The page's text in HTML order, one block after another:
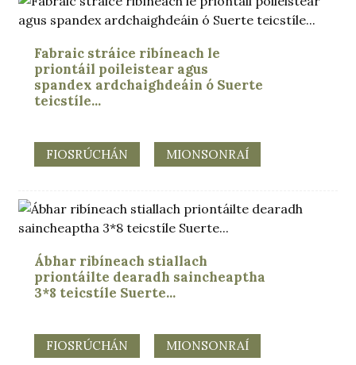
Fabraic stráice ribíneach le
priontáil poileistear agus
spandex ardchaighdeáin ó Suerte
teicstíle...
FIOSRÚCHÁN MIONSONRAÍ
Ábhar ribíneach stiallach
priontáilte dearadh saincheaptha
3*8 teicstíle Suerte...
FIOSRÚCHÁN MIONSONRAÍ